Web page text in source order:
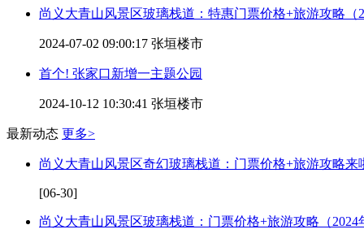
尚义大青山风景区玻璃栈道：特惠门票价格+旅游攻略（
2024-07-02 09:00:17 张垣楼市
首个! 张家口新增一主题公园
2024-10-12 10:30:41 张垣楼市
最新动态 更多>
尚义大青山风景区奇幻玻璃栈道：门票价格+旅游攻略来
[06-30]
尚义大青山风景区玻璃栈道：门票价格+旅游攻略（2024